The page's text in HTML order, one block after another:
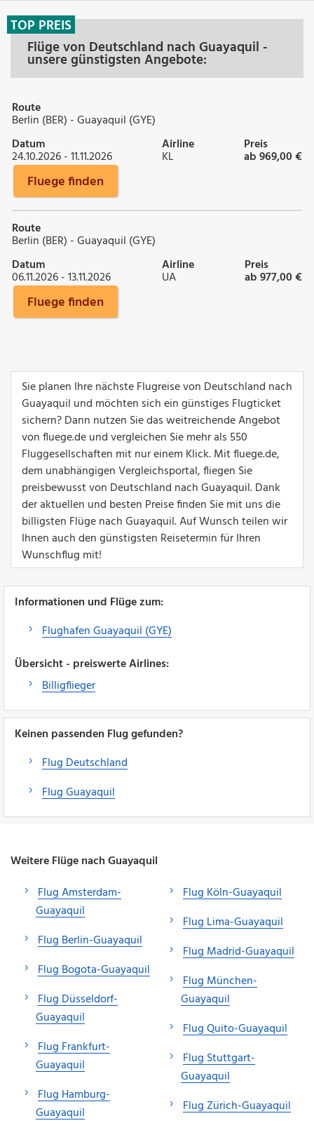
Flüge von Deutschland nach Guayaquil -
unsere günstigsten Angebote:
TOP PREIS
Route
Berlin (BER) - Guayaquil (GYE)
Datum
24.10.2026 - 11.11.2026
Airline
KL
Preis
ab 969,00 €
Fluege finden
Route
Berlin (BER) - Guayaquil (GYE)
Datum
06.11.2026 - 13.11.2026
Airline
UA
Preis
ab 977,00 €
Fluege finden
Sie planen Ihre nächste Flugreise von Deutschland nach
Guayaquil und möchten sich ein günstiges Flugticket
sichern? Dann nutzen Sie das weitreichende Angebot
von fluege.de und vergleichen Sie mehr als 550
Fluggesellschaften mit nur einem Klick. Mit fluege.de,
dem unabhängigen Vergleichsportal, fliegen Sie
preisbewusst von Deutschland nach Guayaquil. Dank
der aktuellen und besten Preise finden Sie mit uns die
billigsten Flüge nach Guayaquil. Auf Wunsch teilen wir
Ihnen auch den günstigsten Reisetermin für Ihren
Wunschflug mit!
Informationen und Flüge zum:
Flughafen Guayaquil (GYE)
Übersicht - preiswerte Airlines:
Billigflieger
Keinen passenden Flug gefunden?
Flug Deutschland
Flug Guayaquil
Weitere Flüge nach Guayaquil
Flug Amsterdam-
Guayaquil
Flug Berlin-Guayaquil
Flug Bogota-Guayaquil
Flug Düsseldorf-
Guayaquil
Flug Frankfurt-
Guayaquil
Flug Hamburg-
Guayaquil
Flug Köln-Guayaquil
Flug Lima-Guayaquil
Flug Madrid-Guayaquil
Flug München-
Guayaquil
Flug Quito-Guayaquil
Flug Stuttgart-
Guayaquil
Flug Zürich-Guayaquil